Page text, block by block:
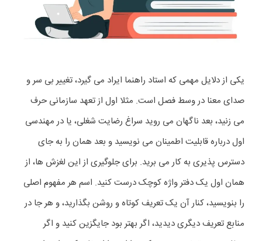
یکی از دلایل مهمی که استاد راهنما ایراد می گیرد، تغییر بی سر و
صدای معنا در وسط فصل است. مثلا اول از تعهد سازمانی حرف
می زنید، بعد ناگهان می روید سراغ رضایت شغلی، یا در مهندسی
اول درباره قابلیت اطمینان می نویسید و بعد همان را به جای
دسترس پذیری به کار می برید. برای جلوگیری از این لغزش ها، از
همان اول یک دفتر واژه کوچک درست کنید. اسم هر مفهوم اصلی
را بنویسید، کنار آن یک تعریف کوتاه و روشن بگذارید، و هر جا در
منابع تعریف دیگری دیدید، اگر بهتر بود جایگزین کنید و اگر